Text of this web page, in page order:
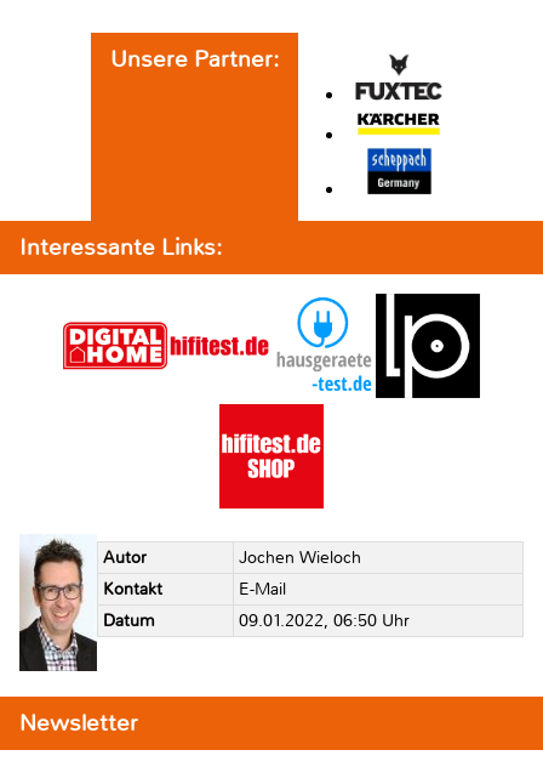
Unsere Partner:
Interessante Links:
Autor
Jochen Wieloch
Kontakt
E-Mail
Datum
09.01.2022, 06:50 Uhr
Newsletter